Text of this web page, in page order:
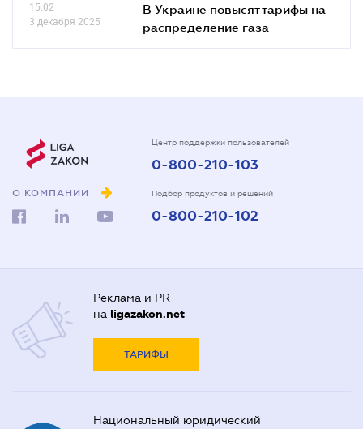
15.02
3 декабря 2025
В Украине повысят тарифы на
распределение газа
О КОМПАНИИ
Центр поддержки пользователей
0-800-210-103
Подбор продуктов и решений
0-800-210-102
Реклама и PR
на ligazakon.net
ТАРИФЫ
Национальный юридический